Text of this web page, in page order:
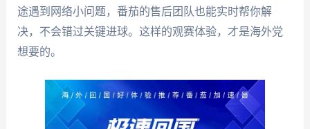
途遇到网络小问题，番茄的售后团队也能实时帮你解
决，不会错过关键进球。这样的观赛体验，才是海外党
想要的。